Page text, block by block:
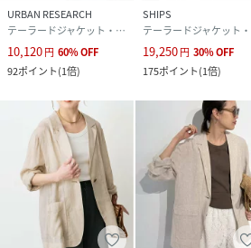
URBAN RESEARCH
テーラードジャケット・ブレザー
10,120円 60%OFF
92ポイント(1倍)
SHIPS
19,250円 30%OFF
175ポイント(1倍)